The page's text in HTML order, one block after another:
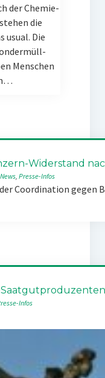
der Chemie-
die
usual. Die
Menschen
Widerstand
News, Presse-Infos
Coordination
Infos